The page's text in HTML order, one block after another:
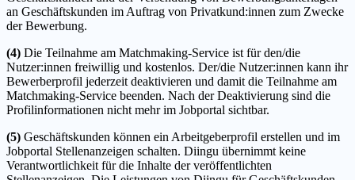
an Geschäftskunden im Auftrag von Privatkund:innen zum Zwecke
der Bewerbung.
(4) Die Teilnahme am Matchmaking-Service ist für den/die
Nutzer:innen freiwillig und kostenlos. Der/die Nutzer:innen kann ihr
Bewerberprofil jederzeit deaktivieren und damit die Teilnahme am
Matchmaking-Service beenden. Nach der Deaktivierung sind die
Profilinformationen nicht mehr im Jobportal sichtbar.
(5) Geschäftskunden können ein Arbeitgeberprofil erstellen und im
Jobportal Stellenanzeigen schalten. Diingu übernimmt keine
Verantwortlichkeit für die Inhalte der veröffentlichten